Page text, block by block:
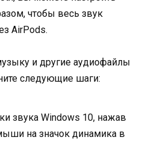
чтобы весь звук
AirPods.
и другие аудиофайлы
следующие шаги:
звука Windows 10, нажав
на значок динамика в